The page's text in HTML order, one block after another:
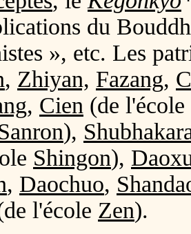
du
», etc. Les
, Zhiyan, Fazang,
, Cien (de l'école
),
Shingon),
, Daochuo,
l'école Zen).